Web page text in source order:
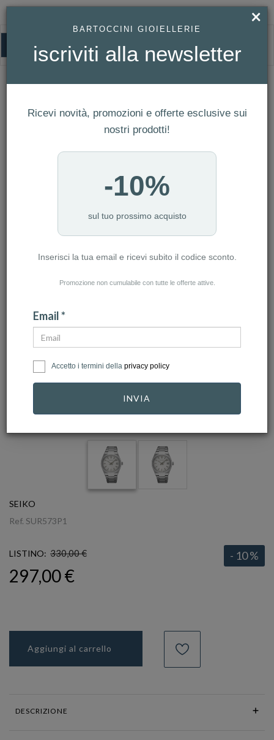
HOMEPAGE
OROLOGIO SEIKO CLASSIC 1970 DA DONNA 3 SFERE DATA AL QUARZO -
Orologio Seiko CLASSIC 1970 da donna
3 sfere data al quarzo - Ref. SUR573P1
click to zoom
SEIKO
Ref. SUR573P1
LISTINO: 330,00 € - 10 %
297,00 €
Aggiungi al carrello
DESCRIZIONE
×
BARTOCCINI GIOIELLERIE
iscriviti alla newsletter
Ricevi novità, promozioni e offerte esclusive sui
nostri prodotti!
-10%
sul tuo prossimo acquisto
Inserisci la tua email e ricevi subito il codice sconto.
Promozione non cumulabile con tutte le offerte attive.
Email *
Accetto i termini della privacy policy
INVIA